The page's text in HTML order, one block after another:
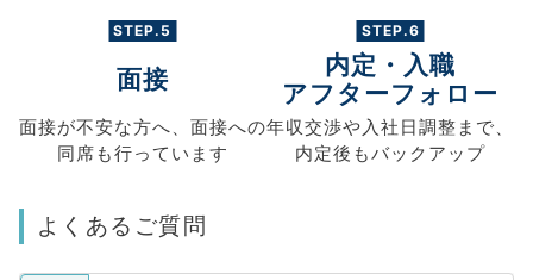
STEP.5
面接
面接が不安な方へ、 面接への
同席も行っています
STEP.6
内定・入職
アフターフォロー
年収交渉や入社日調整まで、
内定後もバックアップ
よくあるご質問